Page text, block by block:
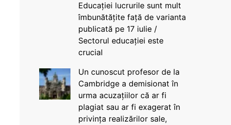
Educației lucrurile sunt mult
îmbunătățite față de varianta
publicată pe 17 iulie /
Sectorul educației este
crucial
Un cunoscut profesor de la
Cambridge a demisionat în
urma acuzațiilor că ar fi
plagiat sau ar fi exagerat în
privința realizărilor sale,